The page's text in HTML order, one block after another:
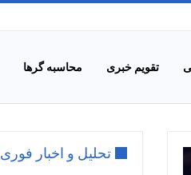
تقویم خبری محاسبه گرها
تحلیل و اخبار فوری